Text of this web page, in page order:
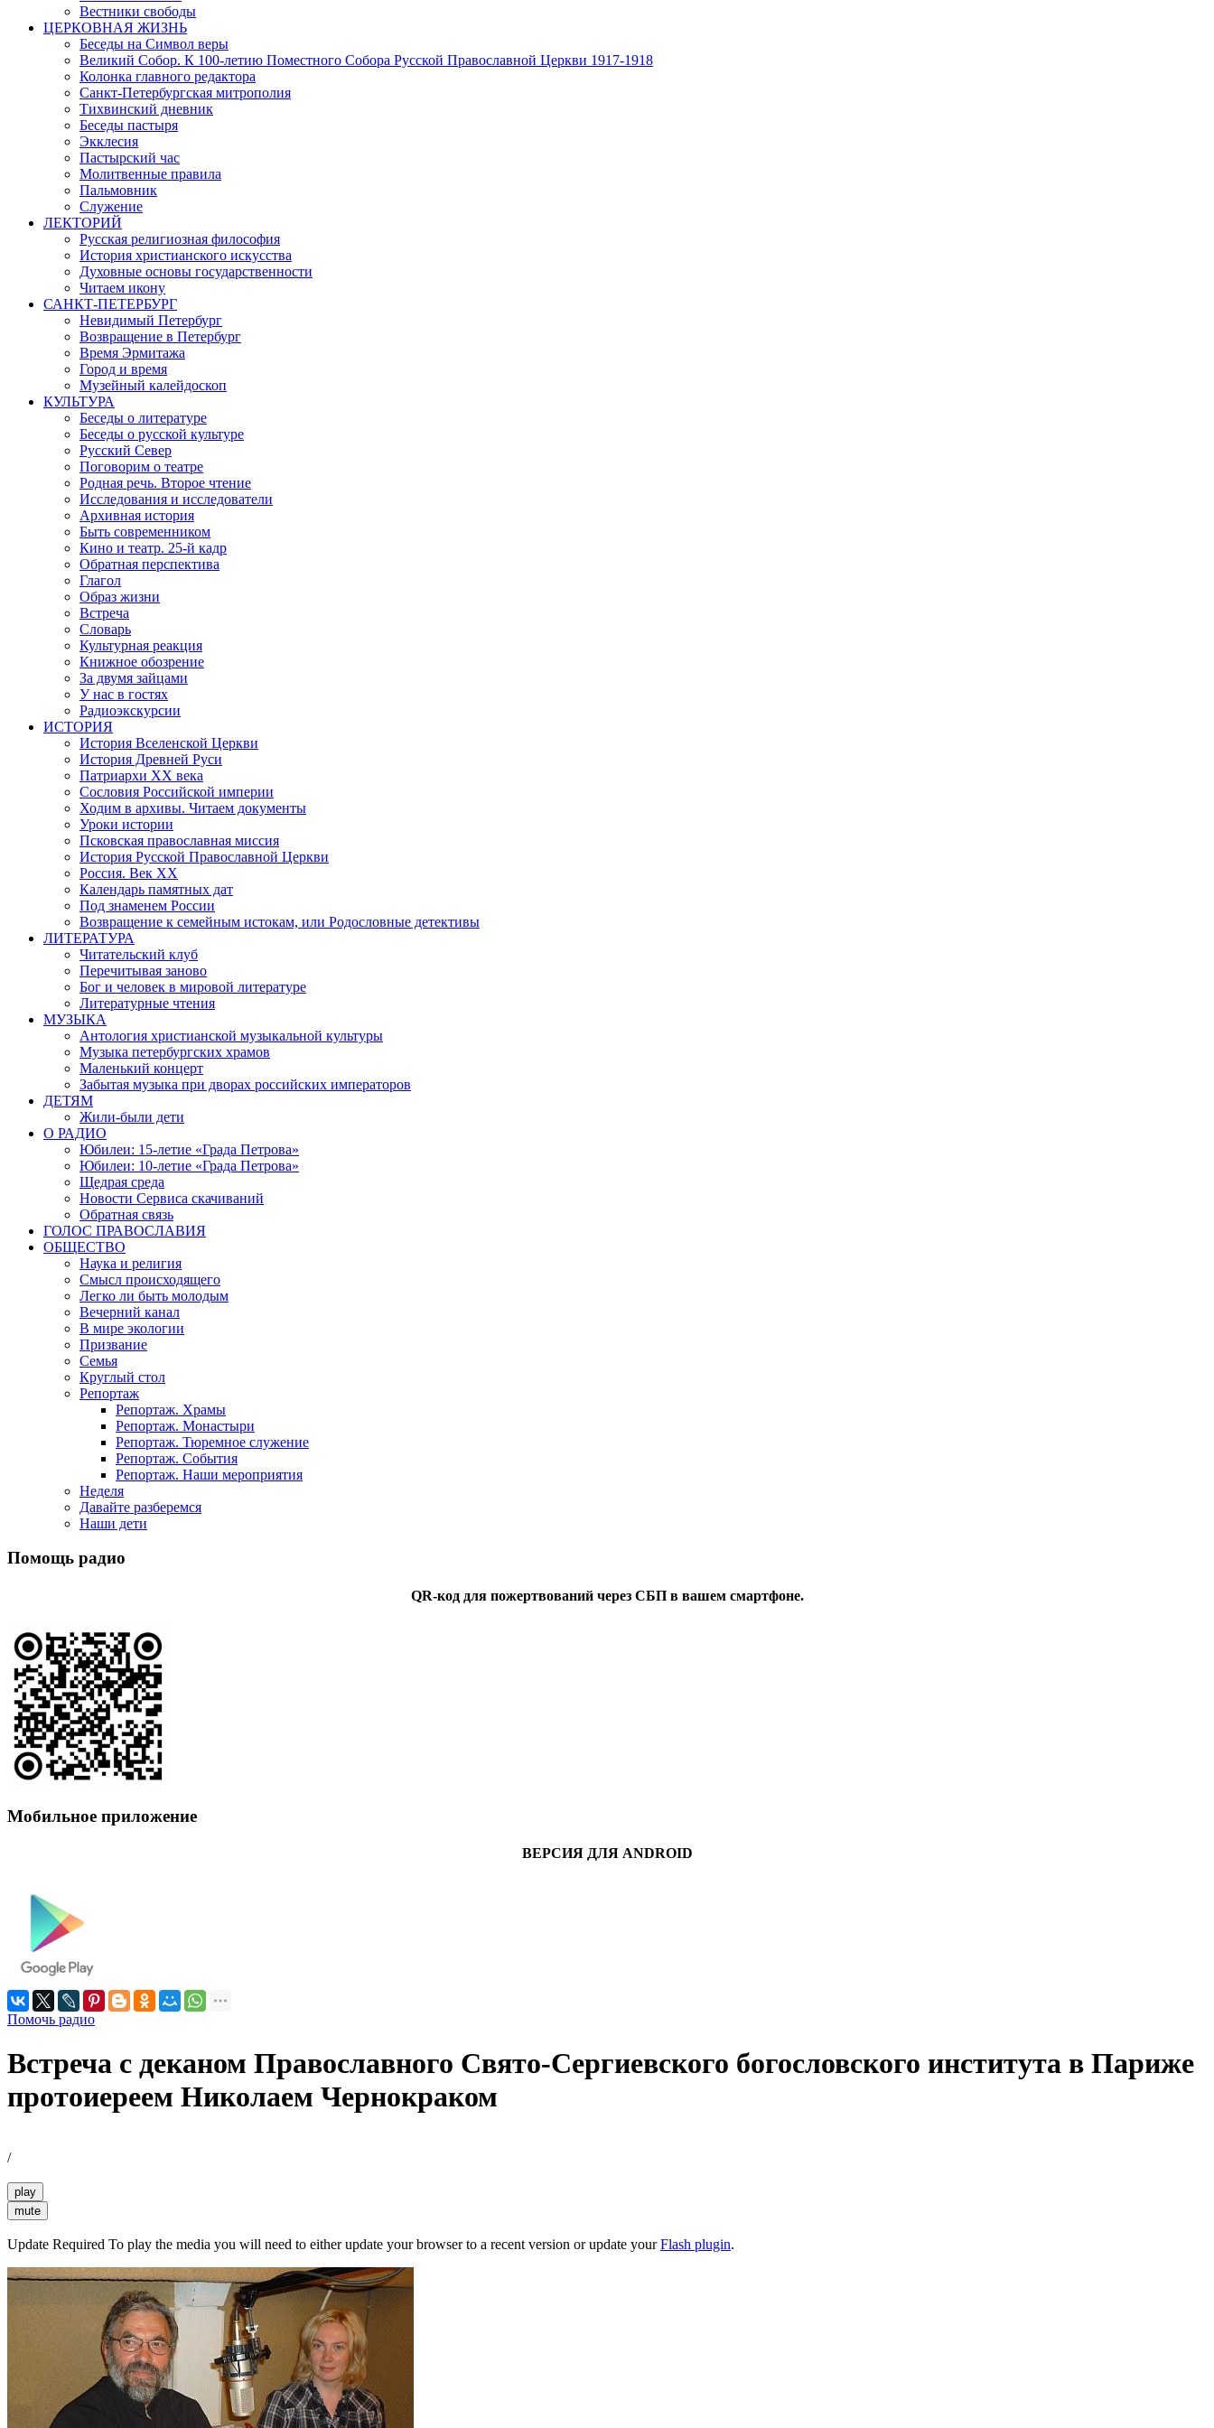
Вестники свободы
ЦЕРКОВНАЯ ЖИЗНЬ
Беседы на Символ веры
Великий Собор. К 100-летию Поместного Собора Русской Православной Церкви 1917-1918
Колонка главного редактора
Санкт-Петербургская митрополия
Тихвинский дневник
Беседы пастыря
Экклесия
Пастырский час
Молитвенные правила
Пальмовник
Служение
ЛЕКТОРИЙ
Русская религиозная философия
История христианского искусства
Духовные основы государственности
Читаем икону
САНКТ-ПЕТЕРБУРГ
Невидимый Петербург
Возвращение в Петербург
Время Эрмитажа
Город и время
Музейный калейдоскоп
КУЛЬТУРА
Беседы о литературе
Беседы о русской культуре
Русский Север
Поговорим о театре
Родная речь. Второе чтение
Исследования и исследователи
Архивная история
Быть современником
Кино и театр. 25-й кадр
Обратная перспектива
Глагол
Образ жизни
Встреча
Словарь
Культурная реакция
Книжное обозрение
За двумя зайцами
У нас в гостях
Радиоэкскурсии
ИСТОРИЯ
История Вселенской Церкви
История Древней Руси
Патриархи XX века
Сословия Российской империи
Ходим в архивы. Читаем документы
Уроки истории
Псковская православная миссия
История Русской Православной Церкви
Россия. Век ХХ
Календарь памятных дат
Под знаменем России
Возвращение к семейным истокам, или Родословные детективы
ЛИТЕРАТУРА
Читательский клуб
Перечитывая заново
Бог и человек в мировой литературе
Литературные чтения
МУЗЫКА
Антология христианской музыкальной культуры
Музыка петербургских храмов
Маленький концерт
Забытая музыка при дворах российских императоров
ДЕТЯМ
Жили-были дети
О РАДИО
Юбилеи: 15-летие «Града Петрова»
Юбилеи: 10-летие «Града Петрова»
Щедрая среда
Новости Сервиса скачиваний
Обратная связь
ГОЛОС ПРАВОСЛАВИЯ
ОБЩЕСТВО
Наука и религия
Смысл происходящего
Легко ли быть молодым
Вечерний канал
В мире экологии
Призвание
Семья
Круглый стол
Репортаж
Репортаж. Храмы
Репортаж. Монастыри
Репортаж. Тюремное служение
Репортаж. События
Репортаж. Наши мероприятия
Неделя
Давайте разберемся
Наши дети
Помощь радио
QR-код для пожертвований через СБП в вашем смартфоне.
Мобильное приложение
ВЕРСИЯ ДЛЯ ANDROID
Помочь радио
Встреча с деканом Православного Свято-Сергиевского богословского института в Париже
протоиереем Николаем Чернокраком
/
play
mute
Update Required To play the media you will need to either update your browser to a recent version or update yourFlash plugin.